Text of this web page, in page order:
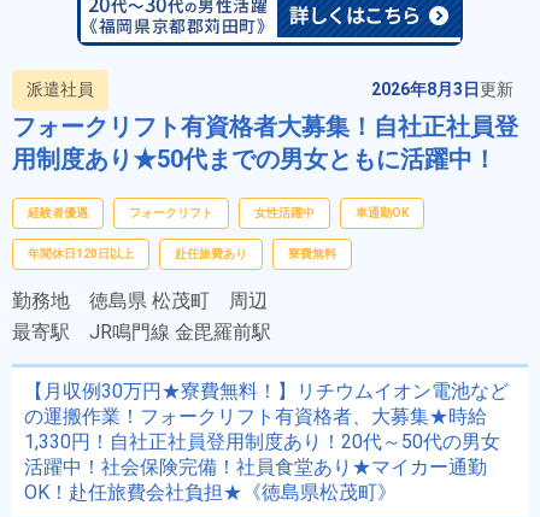
派遣社員 2026年8月3日更新
フォークリフト有資格者大募集！自社正社員登
用制度あり★50代までの男女ともに活躍中！
経験者優遇 フォークリフト 女性活躍中 車通勤OK
年間休日120日以上 赴任旅費あり 寮費無料
勤務地 徳島県 松茂町 周辺
最寄駅 JR鳴門線 金毘羅前駅
【月収例30万円★寮費無料！】リチウムイオン電池など
の運搬作業！フォークリフト有資格者、大募集★時給
1,330円！自社正社員登用制度あり！20代～50代の男女
活躍中！社会保険完備！社員食堂あり★マイカー通勤
OK！赴任旅費会社負担★《徳島県松茂町》